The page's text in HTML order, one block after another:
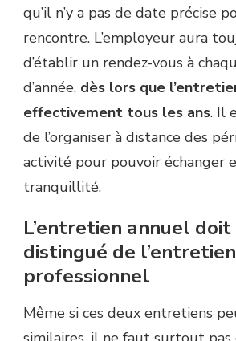
qu’il n’y a pas de date précise
rencontre. L’employeur aura
d’établir un rendez-vous à
d’année, dès lors que
effectivement tous les ans. Il
de l’organiser à distance des
activité pour pouvoir échanger
tranquillité.
L’entretien annuel
distingué de l’entretien
professionnel
Même si ces deux entretiens